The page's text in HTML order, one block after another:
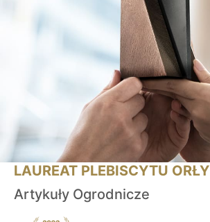
LAUREAT PLEBISCYTU ORŁY
Artykuły Ogrodnicze